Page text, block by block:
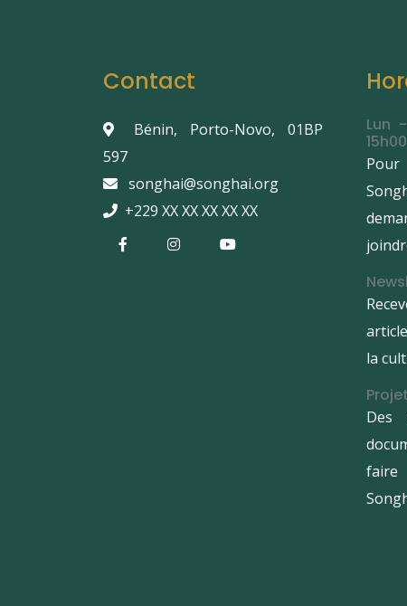
Contact
Bénin, Porto-Novo, 01BP
597
songhai@songhai.org
+229 XX XX XX XX XX
Lun
la
Des